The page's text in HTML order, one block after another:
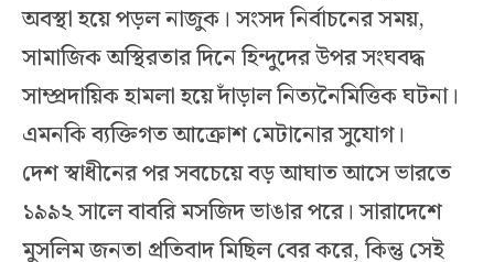
অবস্থা হয়ে পড়ল নাজুক। সংসদ নির্বাচনের সময়,
সামাজিক অস্থিরতার দিনে হিন্দুদের উপর সংঘবদ্ধ
সাম্প্রদায়িক হামলা হয়ে দাঁড়াল নিত্যনৈমিত্তিক ঘটনা।
এমনকি ব্যক্তিগত আক্রোশ মেটানোর সুযোগ।
দেশ স্বাধীনের পর সবচেয়ে বড় আঘাত আসে ভারতে
১৯৯২ সালে বাবরি মসজিদ ভাঙার পরে। সারাদেশে
মুসলিম জনতা প্রতিবাদ মিছিল বের করে, কিন্তু সেই